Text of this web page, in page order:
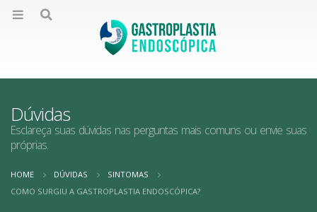
Dúvidas
Esclareça suas dúvidas nas perguntas mais comuns ou envie suas
próprias.
HOME DÚVIDAS
SINTOMAS
COMO SURGIU A GASTROPLASTIA ENDOSCÓPICA?